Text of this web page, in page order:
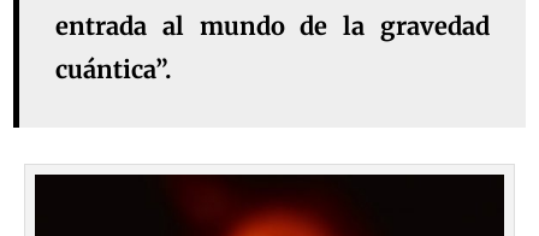
entrada al mundo de la gravedad
cuántica”.